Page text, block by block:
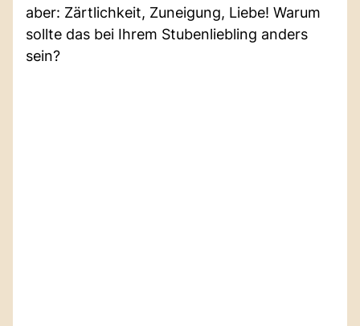
aber: Zärtlichkeit, Zuneigung, Liebe! Warum
sollte das bei Ihrem Stubenliebling anders
sein?